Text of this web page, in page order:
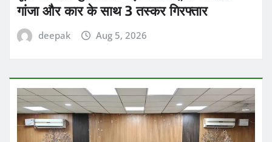
गांजा और कार के साथ 3 तस्कर गिरफ्तार
deepak Aug 5, 2026